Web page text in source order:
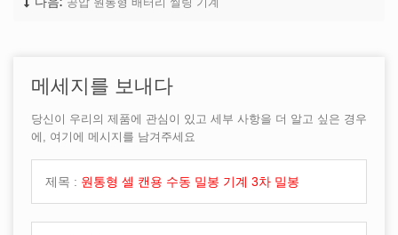
다음:
메세지를 보내다
당신이 우리의 제품에 관심이 있고 세부 사항을 더 알고 싶은 경우
에, 여기에 메시지를 남겨주세요
제목 : 원통형 셀 캔용 수동 밀봉 기계 3차 밀봉